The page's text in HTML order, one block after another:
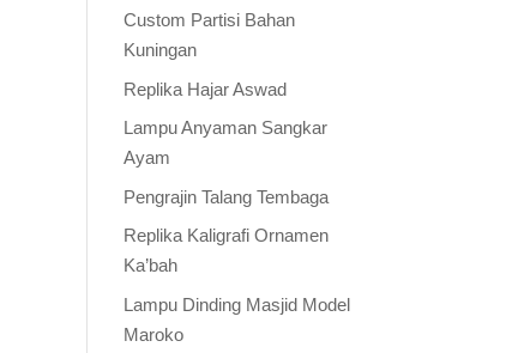
Custom Partisi Bahan
Kuningan
Replika Hajar Aswad
Lampu Anyaman Sangkar
Ayam
Pengrajin Talang Tembaga
Replika Kaligrafi Ornamen
Ka’bah
Lampu Dinding Masjid Model
Maroko